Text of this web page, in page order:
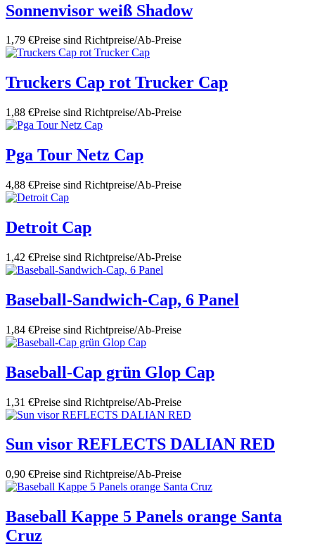
Sonnenvisor weiß Shadow
1,79 €Preise sind Richtpreise/Ab-Preise
Truckers Cap rot Trucker Cap
1,88 €Preise sind Richtpreise/Ab-Preise
Pga Tour Netz Cap
4,88 €Preise sind Richtpreise/Ab-Preise
Detroit Cap
1,42 €Preise sind Richtpreise/Ab-Preise
Baseball-Sandwich-Cap, 6 Panel
1,84 €Preise sind Richtpreise/Ab-Preise
Baseball-Cap grün Glop Cap
1,31 €Preise sind Richtpreise/Ab-Preise
Sun visor REFLECTS DALIAN RED
0,90 €Preise sind Richtpreise/Ab-Preise
Baseball Kappe 5 Panels orange Santa
Cruz